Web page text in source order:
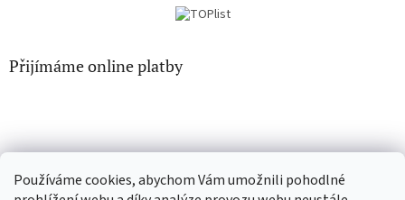
Používáme cookies, abychom Vám umožnili pohodlné
Přijímáme online platby
EN-filmy.cz CD-Soundtrack.cz